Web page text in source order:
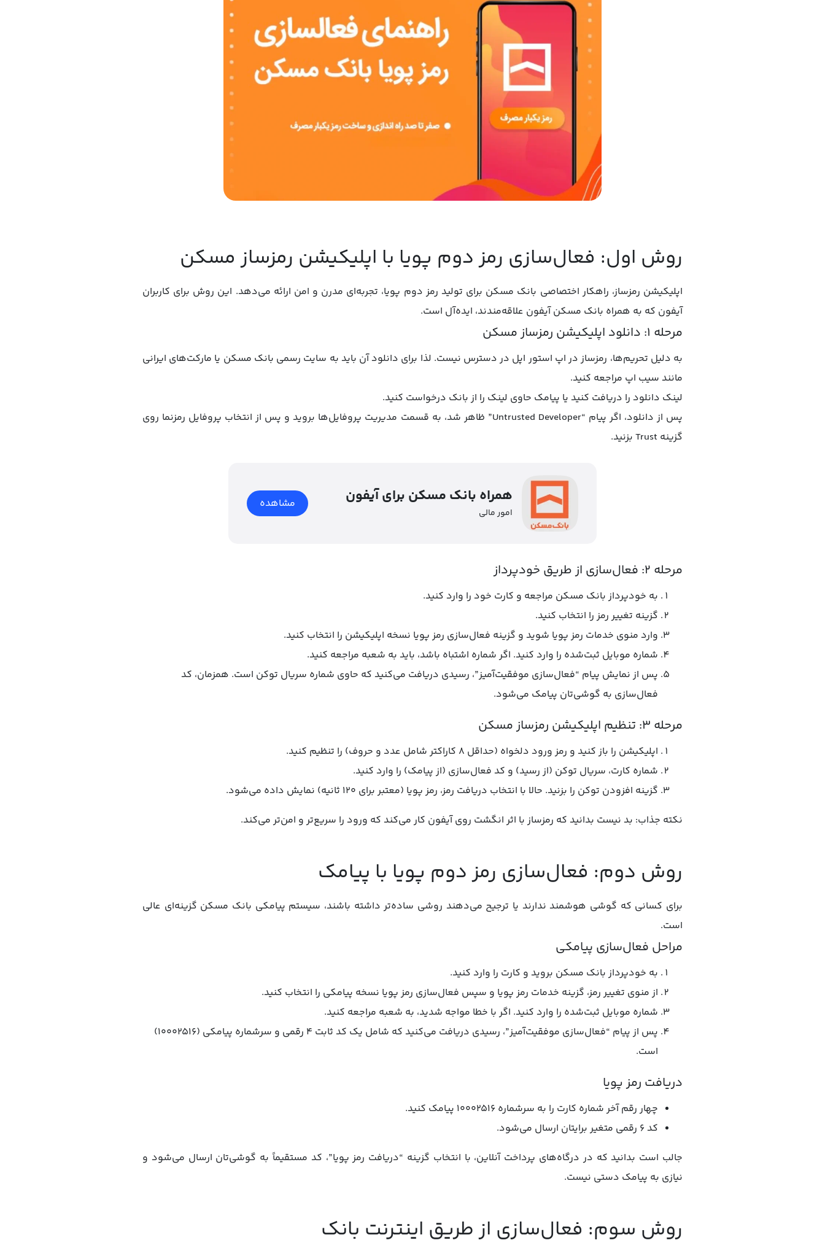
روش اول: فعال‌سازی رمز دوم پویا با اپلیکیشن رمزساز مسکن
اپلیکیشن رمزساز، راهکار اختصاصی بانک مسکن برای تولید رمز دوم پویا، تجربه‌ای مدرن و امن ارائه می‌دهد. این روش برای کاربران
آیفون که به همراه بانک مسکن آیفون علاقه‌مندند، ایده‌آل است.
مرحله ۱: دانلود اپلیکیشن رمزساز مسکن
به دلیل تحریم‌ها، رمزساز در اپ استور اپل در دسترس نیست. لذا برای دانلود آن باید به سایت رسمی بانک مسکن یا مارکت‌های ایرانی
مانند سیب اپ مراجعه کنید.
لینک دانلود را دریافت کنید یا پیامک حاوی لینک را از بانک درخواست کنید.
پس از دانلود، اگر پیام “Untrusted Developer” ظاهر شد، به قسمت مدیریت پروفایل‌ها بروید و پس از انتخاب پروفایل رمزنما روی
گزینه Trust بزنید.
همراه بانک مسکن برای آیفون
امور مالی
مشاهده
مرحله ۲: فعال‌سازی از طریق خودپرداز
به خودپرداز بانک مسکن مراجعه و کارت خود را وارد کنید.
گزینه تغییر رمز را انتخاب کنید.
وارد منوی خدمات رمز پویا شوید و گزینه فعال‌سازی رمز پویا نسخه اپلیکیشن را انتخاب کنید.
شماره موبایل ثبت‌شده را وارد کنید. اگر شماره اشتباه باشد، باید به شعبه مراجعه کنید.
پس از نمایش پیام “فعال‌سازی موفقیت‌آمیز”، رسیدی دریافت می‌کنید که حاوی شماره سریال توکن است. همزمان، کد
فعال‌سازی به گوشی‌تان پیامک می‌شود.
مرحله ۳: تنظیم اپلیکیشن رمزساز مسکن
اپلیکیشن را باز کنید و رمز ورود دلخواه (حداقل ۸ کاراکتر شامل عدد و حروف) را تنظیم کنید.
شماره کارت، سریال توکن (از رسید) و کد فعال‌سازی (از پیامک) را وارد کنید.
گزینه افزودن توکن را بزنید. حالا با انتخاب دریافت رمز، رمز پویا (معتبر برای ۱۲۰ ثانیه) نمایش داده می‌شود.
نکته جذاب: بد نیست بدانید که رمزساز با اثر انگشت روی آیفون کار می‌کند که ورود را سریع‌تر و امن‌تر می‌کند.
روش دوم: فعال‌سازی رمز دوم پویا با پیامک
برای کسانی که گوشی هوشمند ندارند یا ترجیح می‌دهند روشی ساده‌تر داشته باشند، سیستم پیامکی بانک مسکن گزینه‌ای عالی
است.
مراحل فعال‌سازی پیامکی
به خودپرداز بانک مسکن بروید و کارت را وارد کنید.
از منوی تغییر رمز، گزینه خدمات رمز پویا و سپس فعال‌سازی رمز پویا نسخه پیامکی را انتخاب کنید.
شماره موبایل ثبت‌شده را وارد کنید. اگر با خطا مواجه شدید، به شعبه مراجعه کنید.
پس از پیام “فعال‌سازی موفقیت‌آمیز”، رسیدی دریافت می‌کنید که شامل یک کد ثابت ۴ رقمی و سرشماره پیامکی (۱۰۰۰۲۵۱۶)
است.
دریافت رمز پویا
چهار رقم آخر شماره کارت را به سرشماره ۱۰۰۰۲۵۱۶ پیامک کنید.
کد ۶ رقمی متغیر برایتان ارسال می‌شود.
جالب است بدانید که در درگاه‌های پرداخت آنلاین، با انتخاب گزینه “دریافت رمز پویا”، کد مستقیماً به گوشی‌تان ارسال می‌شود و
نیازی به پیامک دستی نیست.
روش سوم: فعال‌سازی از طریق اینترنت بانک